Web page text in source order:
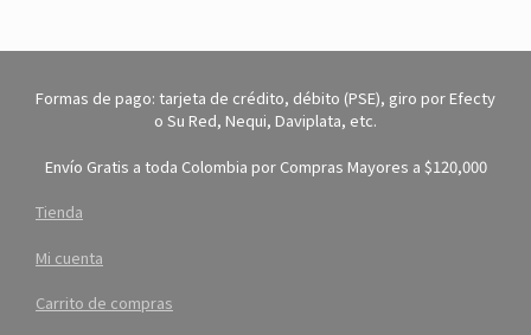
Formas de pago: tarjeta de crédito, débito (PSE), giro por Efecty
o Su Red, Nequi, Daviplata, etc.
Envío Gratis a toda Colombia por Compras Mayores a $120,000
Tienda
Mi cuenta
Carrito de compras